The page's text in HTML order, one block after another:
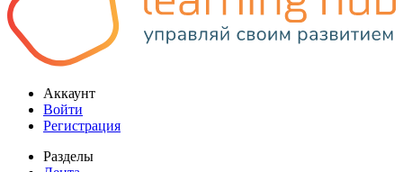
Аккаунт
Войти
Регистрация
Разделы